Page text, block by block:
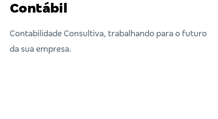
Contábil
Contabilidade Consultiva, trabalhando para o futuro
da sua empresa.